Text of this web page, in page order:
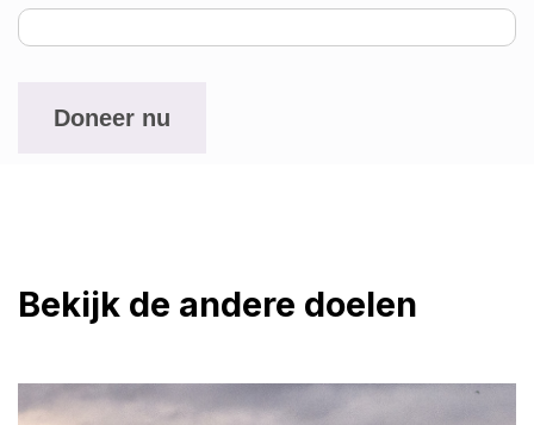
Bekijk de andere doelen